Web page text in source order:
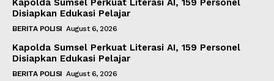
Disiapkan Edukasi Pelajar
BERITA POLISI August 6, 2026
Kapolda Sumsel Perkuat Literasi AI, 159 Personel
Disiapkan Edukasi Pelajar
BERITA POLISI August 6, 2026